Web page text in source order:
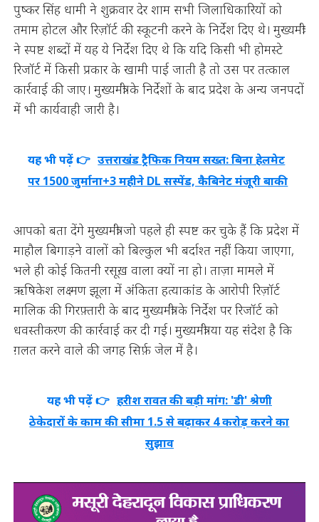
पुष्कर सिंह धामी ने शुक्रवार देर शाम सभी जिलाधिकारियों को
तमाम होटल और रिज़ॉर्ट की स्कूटनी करने के निर्देश दिए थे। मुख्यमंत्री
ने स्पष्ट शब्दों में यह ये निर्देश दिए थे कि यदि किसी भी होमस्टे
रिजॉर्ट में किसी प्रकार के खामी पाई जाती है तो उस पर तत्काल
कार्रवाई की जाए। मुख्यमंत्री के निर्देशों के बाद प्रदेश के अन्य जनपदों
में भी कार्यवाही जारी है।
यह भी पढ़ें 👉 उत्तराखंड ट्रैफिक नियम सख्त: बिना हेलमेट
पर 1500 जुर्माना+3 महीने DL सस्पेंड, कैबिनेट मंजूरी बाकी
आपको बता देंगे मुख्यमंत्री जो पहले ही स्पष्ट कर चुके हैं कि प्रदेश में
माहौल बिगाड़ने वालों को बिल्कुल भी बर्दाश्त नहीं किया जाएगा,
भले ही कोई कितनी रसूख़ वाला क्यों ना हो। ताज़ा मामले में
ऋषिकेश लक्ष्मण झूला में अंकिता हत्याकांड के आरोपी रिज़ॉर्ट
मालिक की गिरफ़्तारी के बाद मुख्यमंत्री के निर्देश पर रिजॉर्ट को
धवस्तीकरण की कार्रवाई कर दी गई। मुख्यमंत्री या यह संदेश है कि
ग़लत करने वाले की जगह सिर्फ़ जेल में है।
यह भी पढ़ें 👉 हरीश रावत की बड़ी मांग: 'डी' श्रेणी
ठेकेदारों के काम की सीमा 1.5 से बढ़ाकर 4 करोड़ करने का
सुझाव